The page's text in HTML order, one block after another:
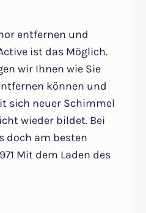
entfernen und
ist das Möglich.
wir Ihnen wie Sie
können und
sich neuer Schimmel
wieder bildet. Bei
doch am besten
Mit dem Laden des